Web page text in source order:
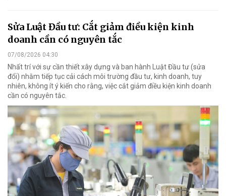
Sửa Luật Đầu tư: Cắt giảm điều kiện kinh
doanh cần có nguyên tắc
07/08/2026 04:30
Nhất trí với sự cần thiết xây dựng và ban hành Luật Đầu tư (sửa
đổi) nhằm tiếp tục cải cách môi trường đầu tư, kinh doanh, tuy
nhiên, không ít ý kiến cho rằng, việc cắt giảm điều kiện kinh doanh
cần có nguyên tắc.